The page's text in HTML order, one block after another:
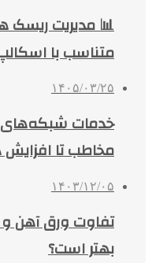
📊 مدیریت ریسک
متناسب با
۱۴۰۵/۰۳/۲۵
مخاطب تا افزایش
۱۴۰۳/۱۲/۰۵
تفاوت ورق آهن و
بهتر است؟